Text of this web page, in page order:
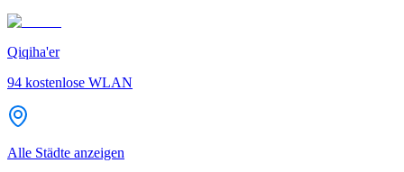
Qiqiha'er
94 kostenlose WLAN
Alle Städte anzeigen